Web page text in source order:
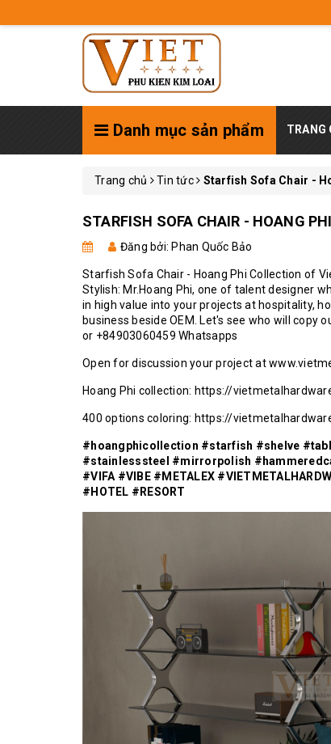
Danh mục sản phẩm TRANG
Trang chủ Tin tức Starfish Sofa Chair -
STARFISH SOFA CHAIR - HOANG
Đăng bởi: Phan Quốc Bảo
Starfish Sofa Chair - Hoang Phi Collection of
Stylish: Mr.Hoang Phi, one of talent designer
in high value into your projects at hospitality,
business beside OEM. Let's see who will copy
or +84903060459 Whatsapps
Open for discussion your project at
Hoang Phi collection: https://
400 options coloring: https://
#hoangphicollection #starfish #shelve
#stainlesssteel #mirrorpolish
#VIFA #VIBE #METALEX
#HOTEL #RESORT